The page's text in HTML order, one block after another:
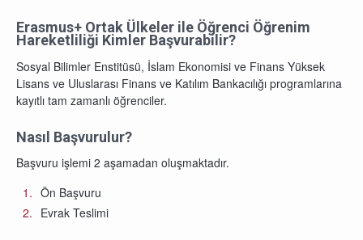
Erasmus+ Ortak Ülkeler ile Öğrenci Öğrenim
Hareketliliği Kimler Başvurabilir?
Sosyal Bilimler Enstitüsü, İslam Ekonomisi ve Finans Yüksek
Lisans ve Uluslarası Finans ve Katılım Bankacılığı programlarına
kayıtlı tam zamanlı öğrenciler.
Nasıl Başvurulur?
Başvuru işlemi 2 aşamadan oluşmaktadır.
Ön Başvuru
Evrak Teslimi